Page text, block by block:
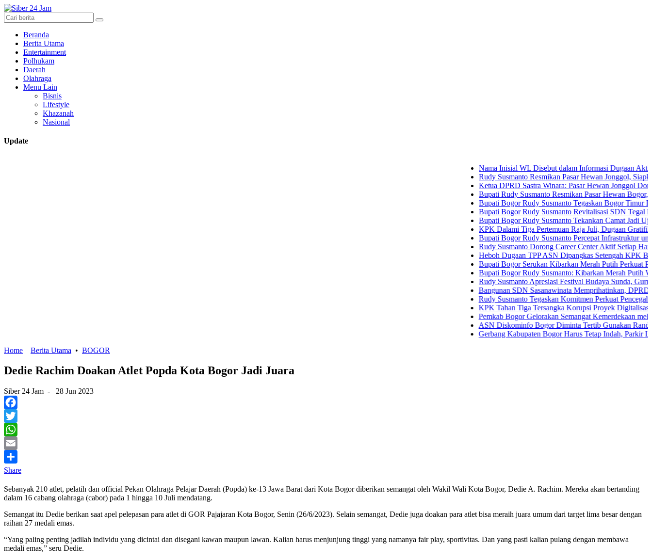
Beranda
Berita Utama
Entertainment
Polhukam
Daerah
Olahraga
Menu Lain
Bisnis
Lifestyle
Khazanah
Nasional
Update
Nama Inisial WL Disebut dalam Informasi Dugaan Aktivitas di
Rudy Susmanto Resmikan Pasar Hewan Jonggol, Siapkan
Ketua DPRD Sastra Winara: Pasar Hewan Jonggol Dorong
Bupati Rudy Susmanto Resmikan Pasar Hewan Bogor,
Bupati Bogor Rudy Susmanto Tegaskan Bogor Timur
Bupati Bogor Rudy Susmanto Revitalisasi SDN Tegal
Bupati Bogor Rudy Susmanto Tekankan Camat Jadi Ujung
KPK Dalami Tiga Pertemuan Raja Juli, Dugaan Gratifikasi
Bupati Bogor Rudy Susmanto Percepat Infrastruktur untuk
Rudy Susmanto Dorong Career Center Aktif Setiap Hari Perluas
Heboh Dugaan TPP ASN Dipangkas Setengah KPK Bidik
Bupati Bogor Serukan Kibarkan Merah Putih Perkuat Persatuan
Bupati Bogor Rudy Susmanto: Kibarkan Merah Putih Wujud
Rudy Susmanto Apresiasi Festival Budaya Sunda, Guru PAUD
Bangunan SDN Sasanawinata Memprihatinkan, DPRD Bogor
Rudy Susmanto Tegaskan Komitmen Perkuat Pencegahan
KPK Tahan Tiga Tersangka Korupsi Proyek Digitalisasi SPBU
Pemkab Bogor Gelorakan Semangat Kemerdekaan melalui
ASN Diskominfo Bogor Diminta Tertib Gunakan Randis
Gerbang Kabupaten Bogor Harus Tetap Indah, Parkir Liar dan
Home
Berita Utama • BOGOR
Dedie Rachim Doakan Atlet Popda Kota Bogor Jadi Juara
Siber 24 Jam - 28 Jun 2023
Facebook
Twitter
WhatsApp
Email
Share
Sebanyak 210 atlet, pelatih dan official Pekan Olahraga Pelajar Daerah (Popda) ke-13 Jawa Barat dari Kota Bogor diberikan semangat oleh Wakil Wali Kota Bogor, Dedie A. Rachim. Mereka akan bertanding
dalam 16 cabang olahraga (cabor) pada 1 hingga 10 Juli mendatang.
Semangat itu Dedie berikan saat apel pelepasan para atlet di GOR Pajajaran Kota Bogor, Senin (26/6/2023). Selain semangat, Dedie juga doakan para atlet bisa meraih juara umum dari target lima besar dengan
raihan 27 medali emas.
“Yang paling penting jadilah individu yang dicintai dan disegani kawan maupun lawan. Kalian harus menjunjung tinggi yang namanya fair play, sportivitas. Dan yang pasti kalian pulang dengan membawa
medali emas,” seru Dedie.